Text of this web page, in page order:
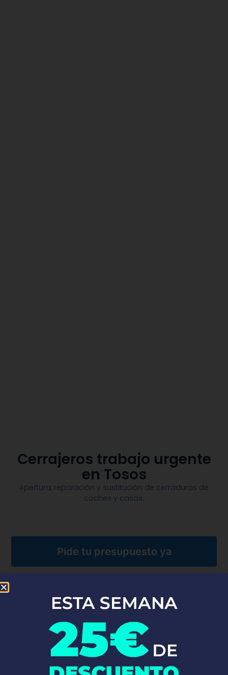
Cerrajeros trabajo urgente
en Tosos
Apertura, reparación y sustitución de cerraduras de
coches y casas.​
Pide tu presupuesto ya